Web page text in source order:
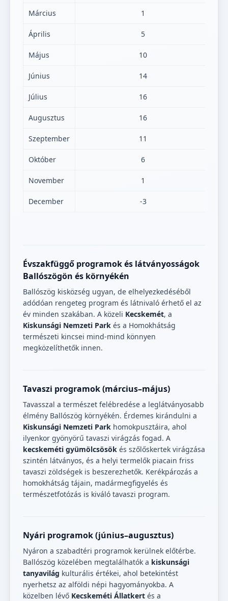
Március 1
Április 5
Május 10
Június 14
Július 16
Augusztus 16
Szeptember 11
Október 6
November 1
December -3
Évszakfüggő programok és látványosságok
Ballószögön és környékén
Ballószög kisközség ugyan, de elhelyezkedéséből
adódóan rengeteg program és látnivaló érhető el az
év minden szakában. A közeli Kecskemét, a
Kiskunsági Nemzeti Park és a Homokhátság
természeti kincsei mind-mind könnyen
megközelíthetők innen.
Tavaszi programok (március–május)
Tavasszal a természet felébredése a leglátványosabb
élmény Ballószög környékén. Érdemes kirándulni a
Kiskunsági Nemzeti Park homokpusztáira, ahol
ilyenkor gyönyörű tavaszi virágzás fogad. A
kecskeméti gyümölcsösök és szőlőskertek virágzása
szintén látványos, és a helyi termelők piacain friss
tavaszi zöldségek is beszerezhetők. Kerékpározás a
homokhátság tájain, madármegfigyelés és
természetfotózás is kiváló tavaszi program.
Nyári programok (június–augusztus)
Nyáron a szabadtéri programok kerülnek előtérbe.
Ballószög közelében megtalálhatók a kiskunsági
tanyavilág kulturális értékei, ahol betekintést
nyerhetsz az alföldi népi hagyományokba. A
közelben lévő Kecskeméti Állatkert és a